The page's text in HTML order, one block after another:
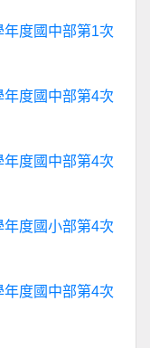
度國中部第1次
度國中部第4次
度國中部第4次
度國小部第4次
度國中部第4次